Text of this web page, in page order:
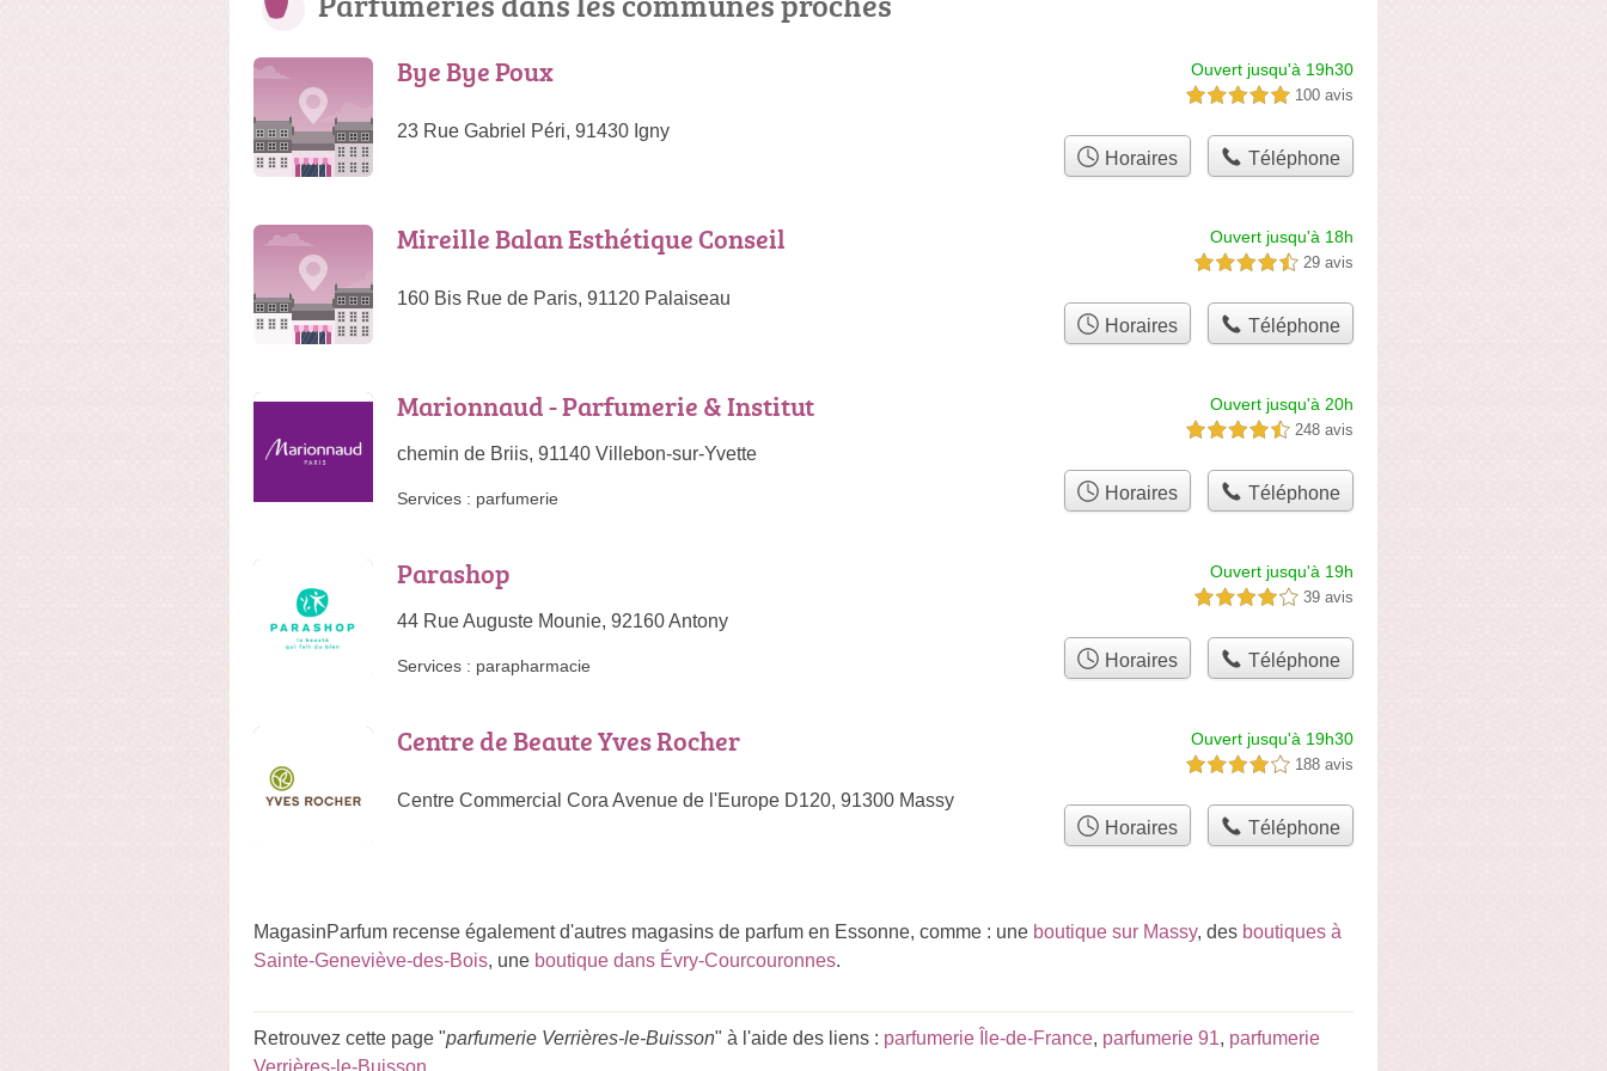
Bye Bye Poux
23 Rue Gabriel Péri, 91430 Igny
Ouvert jusqu'à 19h30
5,0 étoiles sur 5 100 avis
Horaires Téléphone
Mireille Balan Esthétique Conseil
160 Bis Rue de Paris, 91120 Palaiseau
Ouvert jusqu'à 18h
4,5 étoiles sur 5 29 avis
Horaires Téléphone
Marionnaud - Parfumerie & Institut
chemin de Briis, 91140 Villebon-sur-Yvette
Ouvert jusqu'à 20h
4,5 étoiles sur 5 248 avis
Services : parfumerie Horaires Téléphone
Parashop
44 Rue Auguste Mounie, 92160 Antony
Ouvert jusqu'à 19h
4,0 étoiles sur 5 39 avis
Services : parapharmacie Horaires Téléphone
Centre de Beaute Yves Rocher
Centre Commercial Cora Avenue de l'Europe D120, 91300 Massy
Ouvert jusqu'à 19h30
4,0 étoiles sur 5 188 avis
Horaires Téléphone
MagasinParfum recense également d'autres magasins de parfum en Essonne, comme : une boutique sur Massy, des boutiques à
Sainte-Geneviève-des-Bois, une boutique dans Évry-Courcouronnes.
Retrouvez cette page "parfumerie Verrières-le-Buisson" à l'aide des liens : parfumerie Île-de-France, parfumerie 91, parfumerie
Verrières-le-Buisson